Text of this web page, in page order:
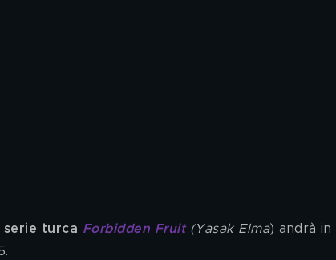
serie turca Forbidden Fruit (Yasak Elma) andrà in